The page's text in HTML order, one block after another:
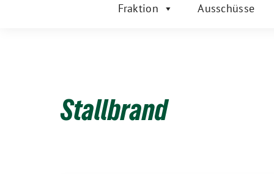
Fraktion Ausschüsse
Stallbrand